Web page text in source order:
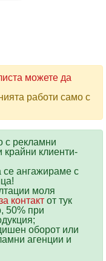
можете да
работи само с
с рекламни
крайни клиенти-
ангажираме с
моля
контакт от тук
50% при
оборот или
агенции и